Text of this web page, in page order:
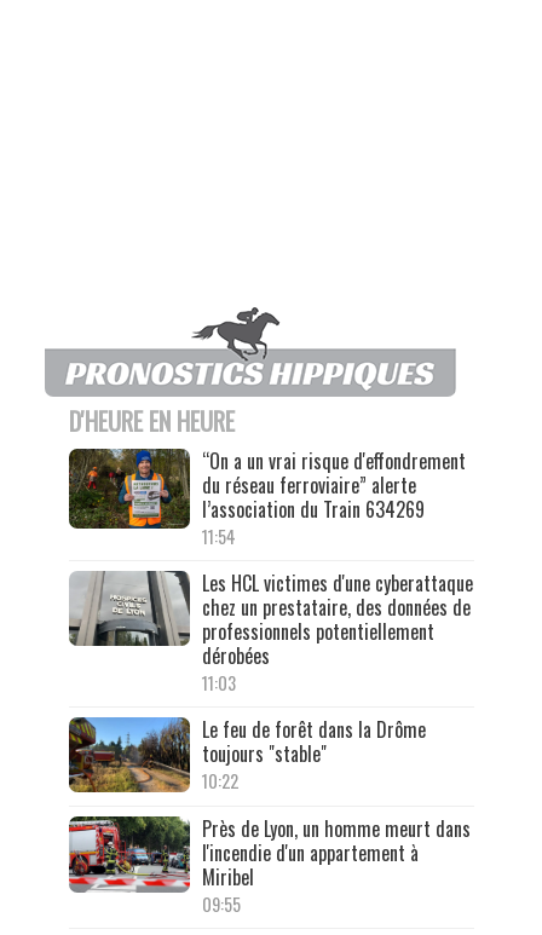
D'HEURE EN HEURE
“On a un vrai risque d'effondrement
du réseau ferroviaire” alerte
l’association du Train 634269
11:54
Les HCL victimes d'une cyberattaque
chez un prestataire, des données de
professionnels potentiellement
dérobées
11:03
Le feu de forêt dans la Drôme
toujours "stable"
10:22
Près de Lyon, un homme meurt dans
l'incendie d'un appartement à
Miribel
09:55